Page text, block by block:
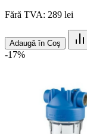
Fără TVA: 289 lei
Adaugă în Coş
-17%